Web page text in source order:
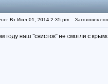
Вт Июл 01, 2014 2:35 pm Заголовок
году наш "свисток" не смогли с